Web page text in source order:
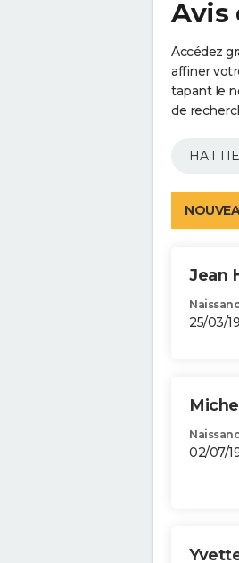
Avis
Accédez
affiner
tapant le
de
Jean
25/03/
02/07/